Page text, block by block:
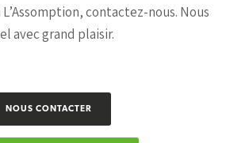
contactez-nous. Nous
avec grand plaisir.
NOUS CONTACTER